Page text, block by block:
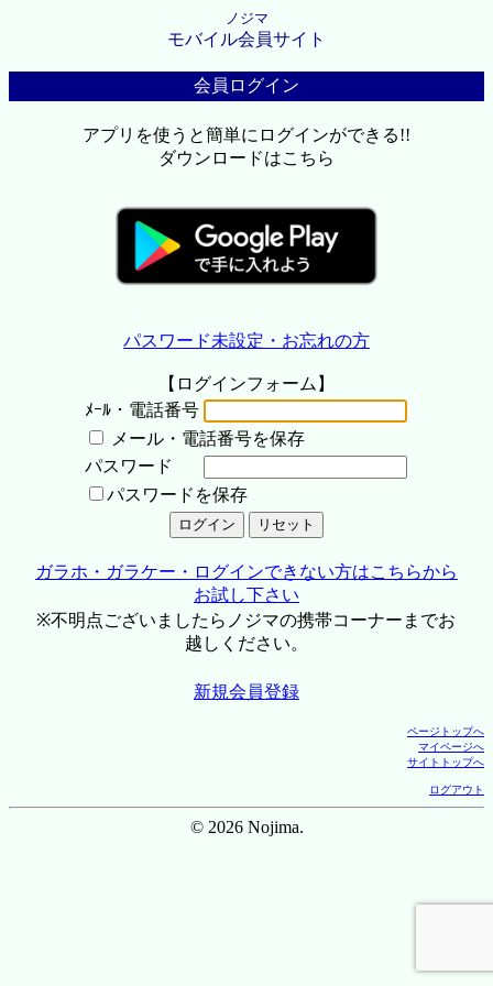
ノジマ
モバイル会員サイト
会員ログイン
アプリを使うと簡単にログインができる!!
ダウンロードはこちら
パスワード未設定・お忘れの方
【ログインフォーム】
ﾒｰﾙ・電話番号
メール・電話番号を保存
パスワード
パスワードを保存
ガラホ・ガラケー・ログインできない方はこちらから
お試し下さい
※不明点ございましたらノジマの携帯コーナーまでお
越しください。
新規会員登録
ページトップへ
マイページへ
サイトトップへ
ログアウト
© 2026 Nojima.